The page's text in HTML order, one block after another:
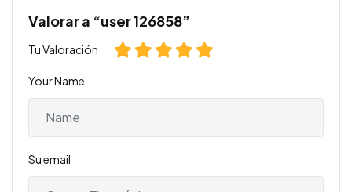
Valorar a “user 126858”
Tu Valoración
Your Name
Su email